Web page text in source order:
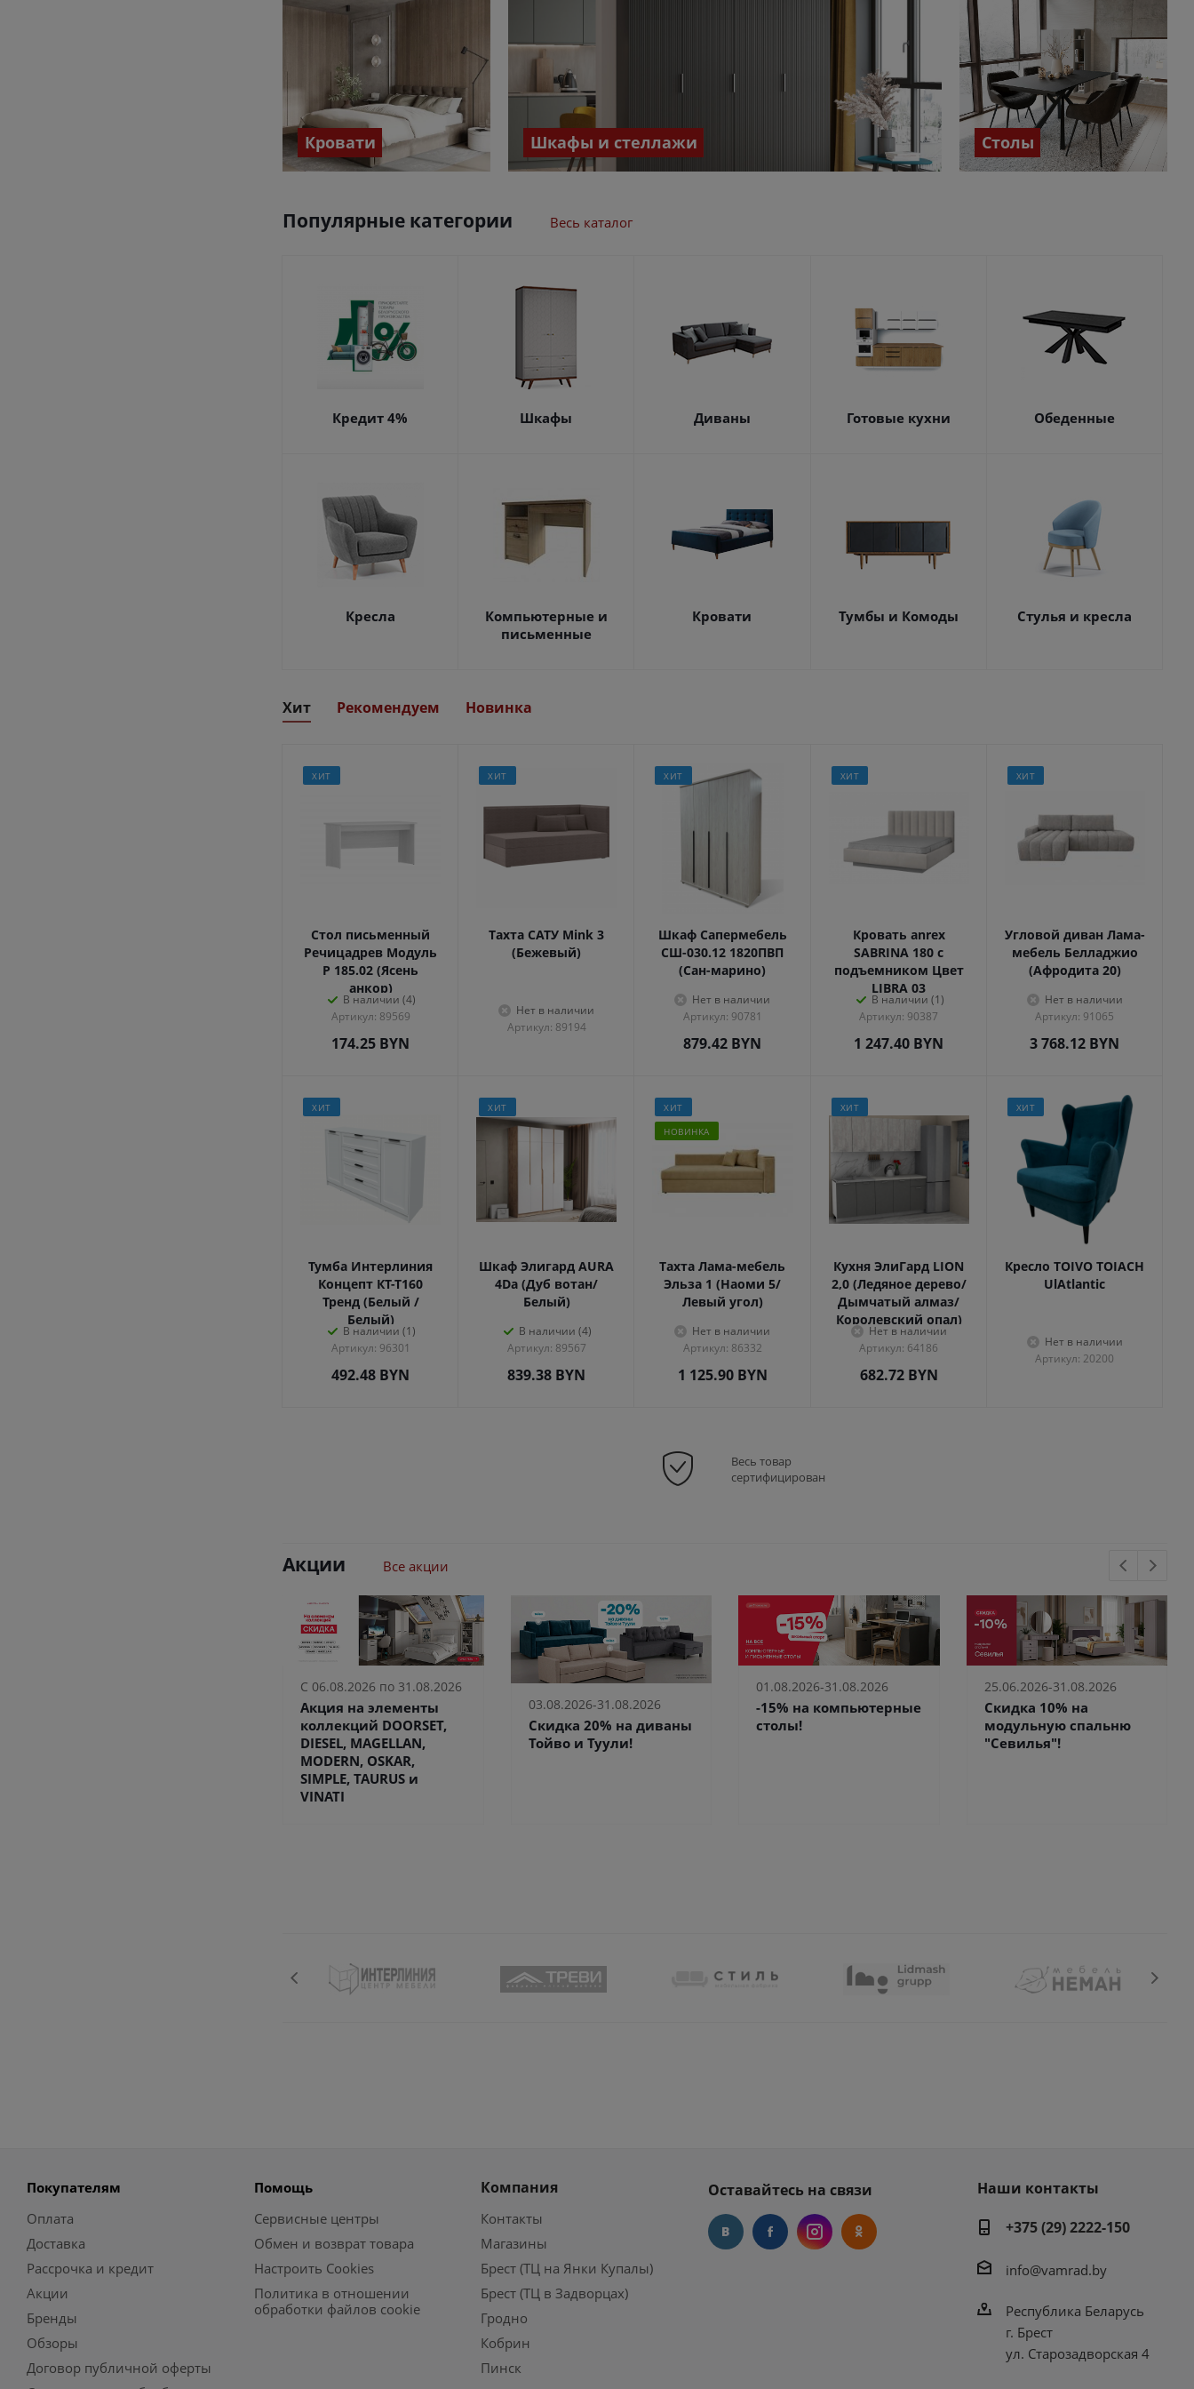
Кровати Шкафы и стеллажи Столы
Популярные категории Весь каталог
Кредит 4% Шкафы Диваны Готовые кухни Обеденные
Кресла
Компьютерные и
письменные
Кровати Тумбы и Комоды Стулья и кресла
Хит Рекомендуем Новинка
ХИТ
Стол письменный
Речицадрев Модуль
Р 185.02 (Ясень
анкор)
В наличии (4)
Артикул: 89569
174.25 BYN
ХИТ
Тахта САТУ Mink 3
(Бежевый)
Нет в наличии
Артикул: 89194
ХИТ
Шкаф Сапермебель
СШ-030.12 1820ПВП
(Сан-марино)
Нет в наличии
Артикул: 90781
879.42 BYN
ХИТ
Кровать anrex
SABRINA 180 с
подъемником Цвет
LIBRA 03
В наличии (1)
Артикул: 90387
1 247.40 BYN
ХИТ
Угловой диван Лама-
мебель Белладжио
(Афродита 20)
Нет в наличии
Артикул: 91065
3 768.12 BYN
ХИТ
Тумба Интерлиния
Концепт КТ-Т160
Тренд (Белый /
Белый)
В наличии (1)
Артикул: 96301
492.48 BYN
ХИТ
Шкаф Элигард AURA
4Dа (Дуб вотан/
Белый)
В наличии (4)
Артикул: 89567
839.38 BYN
ХИТ
НОВИНКА
Тахта Лама-мебель
Эльза 1 (Наоми 5/
Левый угол)
Нет в наличии
Артикул: 86332
1 125.90BYN
ХИТ
Кухня ЭлиГард LION
2,0 (Ледяное дерево/
Дымчатый алмаз/
Королевский опал)
Нет в наличии
Артикул: 64186
682.72BYN
ХИТ
Кресло TOIVO TOIACH
UlAtlantic
Нет в наличии
Артикул: 20200
Весь товар
сертифицирован
Акции Все акции
С 06.08.2026 по 31.08.2026
Акция на элементы
коллекций DOORSET,
DIESEL, MAGELLAN,
MODERN, OSKAR,
SIMPLE, TAURUS и
VINATI
03.08.2026-31.08.2026
Скидка 20% на диваны
Тойво и Туули!
01.08.2026-31.08.2026
-15% на компьютерные
столы!
25.06.2026-31.08.2026
Скидка 10% на
модульную спальню
"Севилья"!
Покупателям
Оплата
Доставка
Рассрочка и кредит
Акции
Бренды
Обзоры
Договор публичной оферты
Помощь
Сервисные центры
Обмен и возврат товара
Настроить Cookies
Политика в отношении
обработки файлов cookie
Компания
Контакты
Магазины
Брест (ТЦ на Янки Купалы)
Брест (ТЦ в Задворцах)
Гродно
Кобрин
Пинск
Оставайтесь на связи
Наши контакты
+375 (29) 2222-150
info@vamrad.by
Республика Беларусь
г. Брест
ул. Старозадворская 4